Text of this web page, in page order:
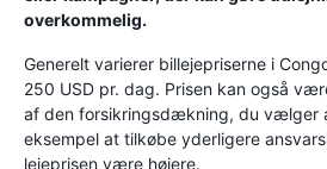
overkommelig.
Generelt varierer billejepriserne i
250 USD pr. dag. Prisen kan også
af ​​den forsikringsdækning, du vælger
eksempel at tilkøbe yderligere
lejeprisen være højere.